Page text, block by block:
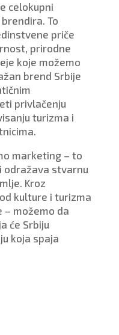
celokupni
To
priče
prirodne
koje možemo
brend Srbije
privlačenju
turizma i
marketing – to
stvarnu
Kroz
kulture i turizma
– možemo da
će Srbiju
koja spaja